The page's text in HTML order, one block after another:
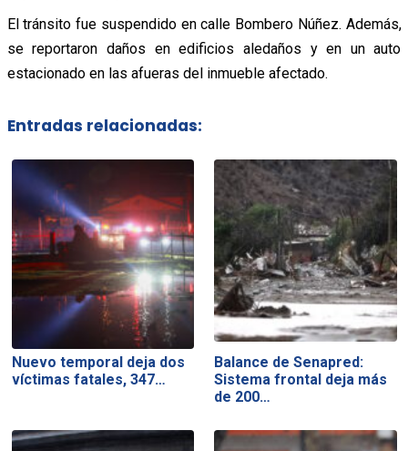
El tránsito fue suspendido en calle Bombero Núñez. Además,
se reportaron daños en edificios aledaños y en un auto
estacionado en las afueras del inmueble afectado.
Entradas relacionadas:
Nuevo temporal deja dos
víctimas fatales, 347…
Balance de Senapred:
Sistema frontal deja más
de 200…